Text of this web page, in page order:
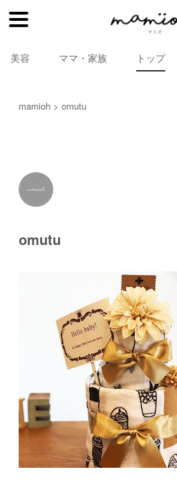
美容 ママ・家族 トップ
mamioh omutu
omutu